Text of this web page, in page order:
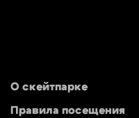
О скейтпарке
Правила посещения